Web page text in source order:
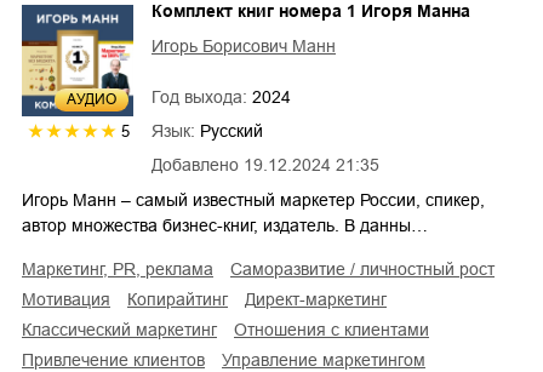
AУДИО
5
Добавлено 19.12.2024 21:35
Комплект книг номера 1 Игоря Манна
Игорь Борисович Манн
Год выхода: 2024
Язык: Русский
Игорь Манн – самый известный маркетер России, спикер,
автор множества бизнес-книг, издатель. В данны…
маркетинг, PR, реклама
саморазвитие / личностный рост
мотивация
копирайтинг
директ-маркетинг
классический маркетинг
отношения с клиентами
привлечение клиентов
управление маркетингом